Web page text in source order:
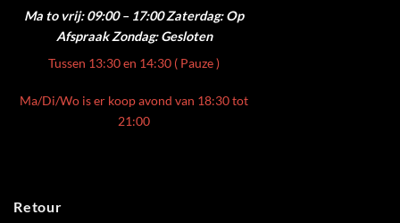
Ma to vrij: 09:00 – 17:00 Zaterdag: Op
Afspraak Zondag: Gesloten
Tussen 13:30 en 14:30 ( Pauze )
Ma/Di/Wo is er koop avond van 18:30 tot
21:00
Retour